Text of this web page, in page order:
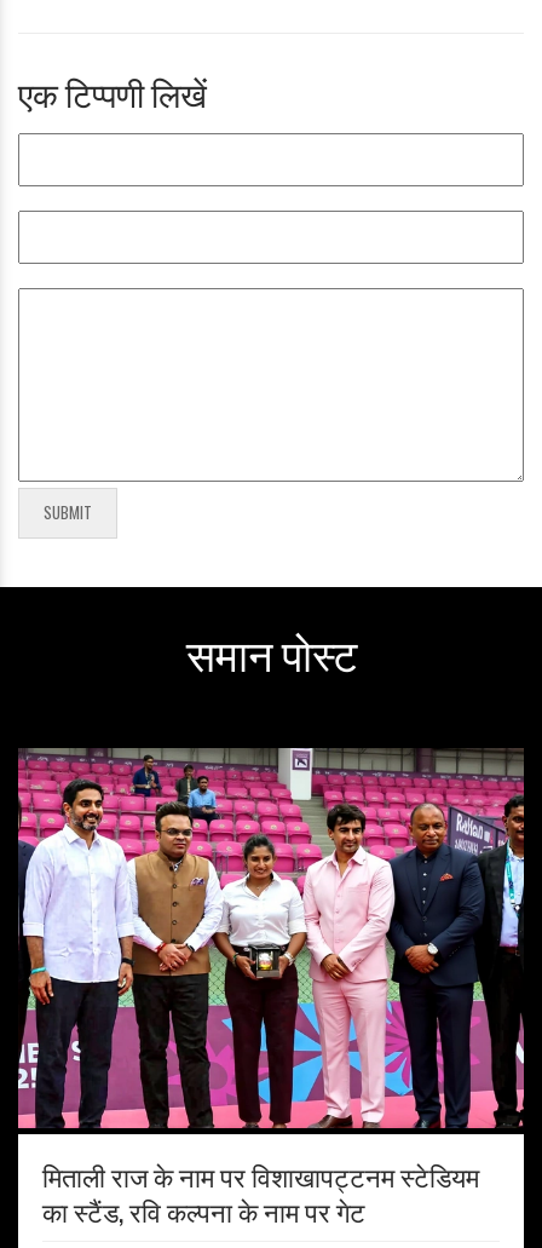
एक टिप्पणी लिखें
समान पोस्ट
मिताली राज के नाम पर विशाखापट्टनम स्टेडियम
का स्टैंड, रवि कल्पना के नाम पर गेट